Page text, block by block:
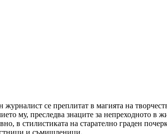
се преплитат в магията на
му, преследва знаците за непреходното в
в стилистиката на старателно граден
и съмишленици.